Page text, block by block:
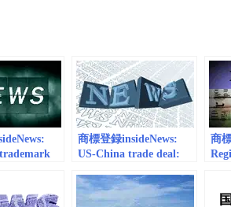
News |
商標登録insideNews:
US-China trade deal:
perspective | World
Trademark Review
商